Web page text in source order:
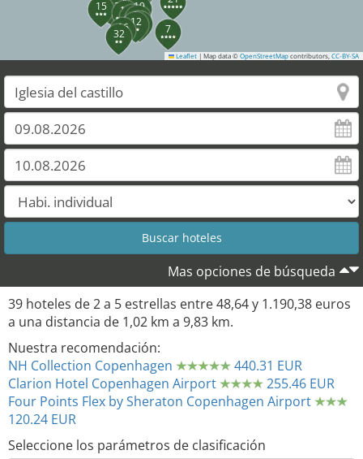
6
7
8
10
11
12
13
15
16
17
19
32
35 36
37
Leaflet | Map data © OpenStreetMap contributors, CC-BY-SA
Mas opciones de búsqueda
39 hoteles de2a 5 estrellas entre48,64y 1.190,38 euros
a una distancia de 1,02 km a 9,83 km.
Nuestra recomendación:
NH Collection Copenhagen
440.31 EUR
Clarion Hotel Copenhagen Airport
255.46 EUR
Four Points Flex by Sheraton Copenhagen Airport
120.24 EUR
Seleccione los parámetros de clasificación